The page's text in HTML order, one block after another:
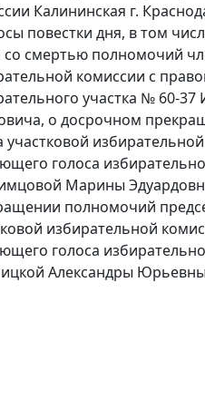
Калининская г.
повестки дня, в том
со смертью полномочий
комиссии с
участка № 60-
о досрочном
участковой
голоса
Марины
полномочий
избирательной
голоса
Александры